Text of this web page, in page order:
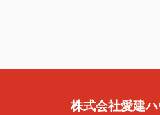
株式会社愛建